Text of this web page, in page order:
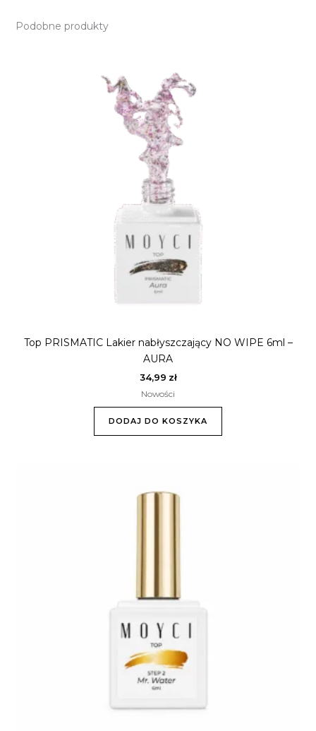
Podobne produkty
Top PRISMATIC Lakier nabłyszczający NO WIPE 6ml –
AURA
34,99 zł
Nowości
DODAJ DO KOSZYKA